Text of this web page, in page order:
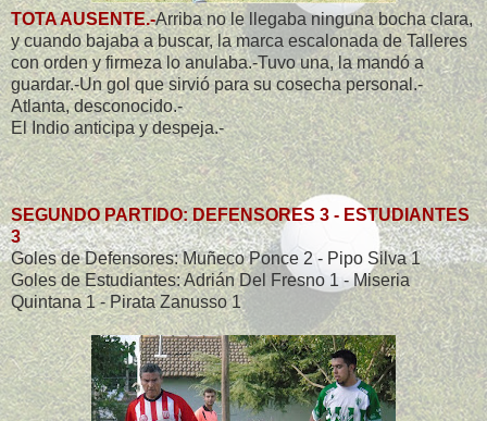
TOTA AUSENTE.-Arriba no le llegaba ninguna bocha clara,
y cuando bajaba a buscar, la marca escalonada de Talleres
con orden y firmeza lo anulaba.-Tuvo una, la mandó a
guardar.-Un gol que sirvió para su cosecha personal.-
Atlanta, desconocido.-
El Indio anticipa y despeja.-
SEGUNDO PARTIDO: DEFENSORES 3 - ESTUDIANTES
3
Goles de Defensores: Muñeco Ponce 2 - Pipo Silva 1
Goles de Estudiantes: Adrián Del Fresno 1 - Miseria
Quintana 1 - Pirata Zanusso 1